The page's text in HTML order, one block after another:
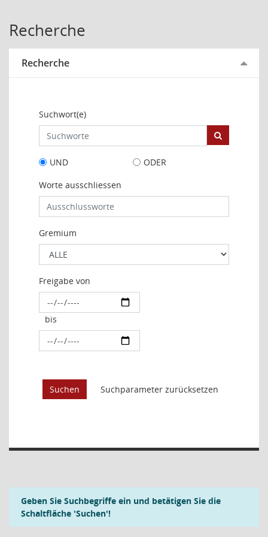
Recherche
Recherche
Suchwort(e)
UND
ODER
Worte ausschliessen
Gremium
Freigabe von
bis
Geben Sie Suchbegriffe ein und betätigen Sie die
Schaltfläche 'Suchen'!